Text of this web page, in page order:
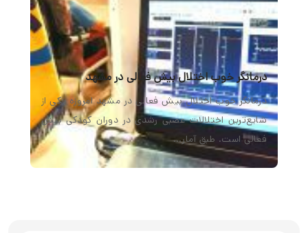
درمانگر خوب اختلال بیش فعالی در مشهد
درمانگر خوب اختلال بیش فعالی در مشهد امروزه یکی از
شایع‌ترین اختلالات عصبی رشدی در دوران کودکی بیش
فعالی است. طبق آمار…